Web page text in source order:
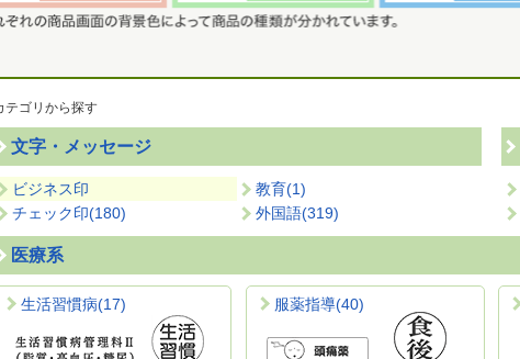
テゴリから探す
文字・メッセージ
ビジネス印 教育(1)
チェック印(180) 外国語(319)
医療系
生活習慣病(17) 服薬指導(40)